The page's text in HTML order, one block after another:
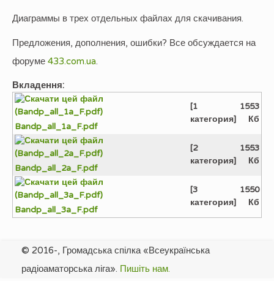
Диаграммы в трех отдельных файлах для скачивания.
Предложения, дополнения, ошибки? Все обсуждается на
форуме 433.com.ua.
Вкладення:
Bandp_all_1a_F.pdf
[1
категория]
1553
Кб
Bandp_all_2a_F.pdf
[2
категория]
1553
Кб
Bandp_all_3a_F.pdf
[3
категория]
1550
Кб
© 2016-, Громадська спілка «Всеукраїнська
радіоаматорська ліга». Пишіть нам.